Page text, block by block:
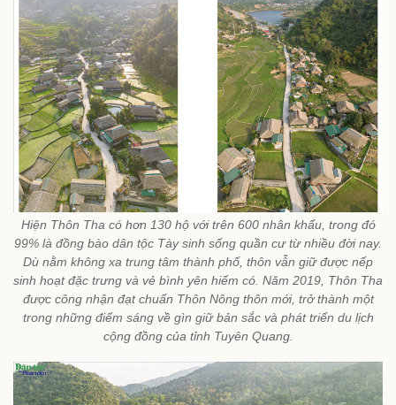
Hiện Thôn Tha có hơn 130 hộ với trên 600 nhân khẩu, trong đó
99% là đồng bào dân tộc Tày sinh sống quần cư từ nhiều đời nay.
Dù nằm không xa trung tâm thành phố, thôn vẫn giữ được nếp
sinh hoạt đặc trưng và vẻ bình yên hiếm có. Năm 2019, Thôn Tha
được công nhận đạt chuẩn Thôn Nông thôn mới, trở thành một
trong những điểm sáng về gìn giữ bản sắc và phát triển du lịch
cộng đồng của tỉnh Tuyên Quang.